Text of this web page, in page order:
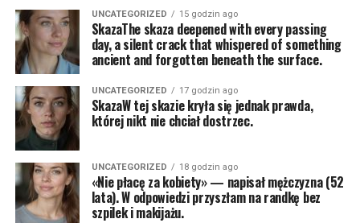
UNCATEGORIZED 15 godzin ago
SkazaThe skaza deepened with every passing
day, a silent crack that whispered of something
ancient and forgotten beneath the surface.
UNCATEGORIZED 17 godzin ago
SkazaW tej skazie kryła się jednak prawda,
której nikt nie chciał dostrzec.
UNCATEGORIZED 18 godzin ago
«Nie płacę za kobiety» — napisał mężczyzna (52
lata). W odpowiedzi przyszłam na randkę bez
szpilek i makijażu.